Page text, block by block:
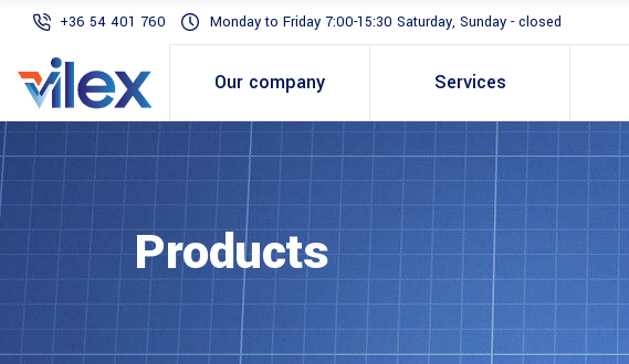
+36 54 401 760 Monday to Friday 7:00-15:30 Saturday, Sunday - closed
Our company Services
Products